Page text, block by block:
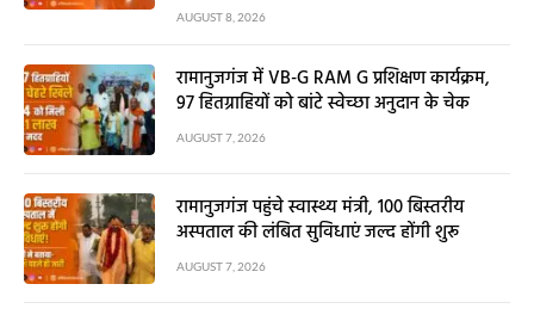
AUGUST 8, 2026
रामानुजगंज में VB-G RAM G प्रशिक्षण कार्यक्रम,
97 हितग्राहियों को बांटे स्वेच्छा अनुदान के चेक
AUGUST 7, 2026
रामानुजगंज पहुंचे स्वास्थ्य मंत्री, 100 बिस्तरीय
अस्पताल की लंबित सुविधाएं जल्द होंगी शुरू
AUGUST 7, 2026